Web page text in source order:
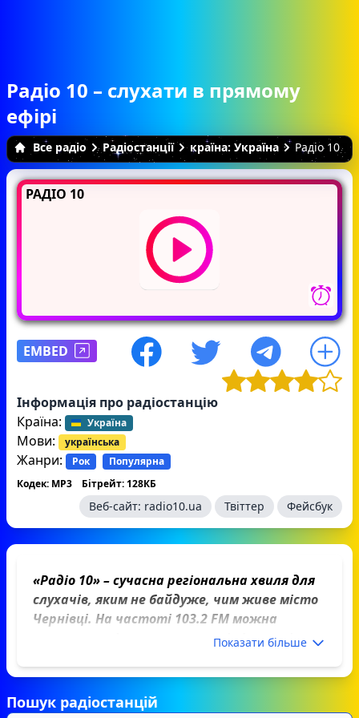
Радіо 10 – слухати в прямому
ефірі
Все радіо Радіостанції країна: Україна Радіо 10
РАДІО 10
EMBED
Інформація про радіостанцію
Країна:
Україна
Мови: українська
Жанри: Рок
Популярна
Кодек: MP3
Бітрейт: 128КБ
Веб-сайт: radio10.ua Твіттер Фейсбук
«Радіо 10» – сучасна регіональна хвиля для
слухачів, яким не байдуже, чим живе місто
Чернівці. На частоті 103.2 FM можна
почути не тільки актуальну інформацію
дорогах, але насолодитися якісною
сучасною музикою різних форматів та
Показати більше
Пошук радіостанцій